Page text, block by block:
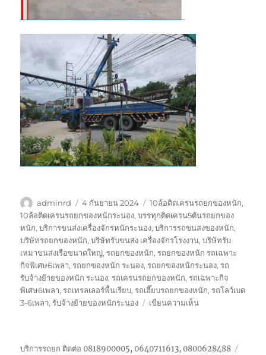
ผู้
เขียน
adminrd
เขียน
เมื่อ
4 กันยายน 2024
ป้าย
กำกับ
10ล้อติดเครนรถยกของหนัก,
10ล้อติดเครนรถยกของหนักระนอง,บรรทุกติดเครน5ตันรถยกของ
หนัก,บริการขนส่งเครื่องจักรหนักระนอง,บริการรถขนสงของหนัก,
บริษัทรถยกของหนัก,บริษัทรับขนส่ง เครื่องจักรโรงงาน,บริษัทรับ
เหมาขนส่งเรือขนาดใหญ่,รถยกของหนัก,รถยกของหนัก รถเฉพาะ
กิจพิเศษ6เพลา,รถยกของหนัก ระนอง,รถยกของหนักระนอง,รถ
รับจ้างย้ายของหนัก ระนอง,รถเครนรถยกของหนัก,รถเฉพาะกิจ
พิเศษ6เพลา,รถเทรลเลอร์พื้นเรียบ,รถเฮี๊ยบรถยกของหนัก,รถโลว์เบด
3-6เพลา,รับจ้างย้ายของหนักระนอง เขียนความเห็นบน
หนัก
บริการรถยก ติดต่อ 0818900005, 0640711613, 0800628488